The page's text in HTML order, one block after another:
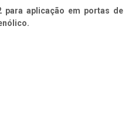
para aplicação em portas de